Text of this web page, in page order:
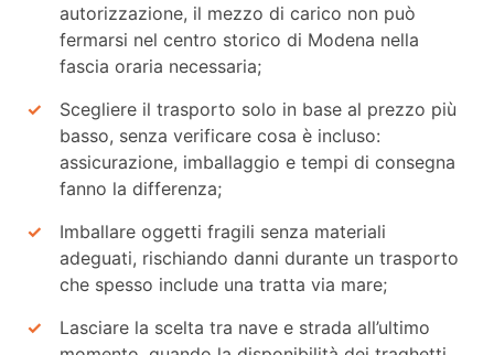
autorizzazione, il mezzo di carico non può
fermarsi nel centro storico di Modena nella
fascia oraria necessaria;
Scegliere il trasporto solo in base al prezzo più
basso, senza verificare cosa è incluso:
assicurazione, imballaggio e tempi di consegna
fanno la differenza;
Imballare oggetti fragili senza materiali
adeguati, rischiando danni durante un trasporto
che spesso include una tratta via mare;
Lasciare la scelta tra nave e strada all’ultimo